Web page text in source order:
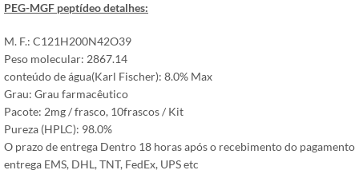
PEG-MGF peptídeodetalhes:
M. F.: C121H200N42O39
Peso molecular: 2867.14
conteúdo de água(Karl Fischer): 8.0% Max
Grau: Grau farmacêutico
Pacote: 2mg / frasco, 10frascos / Kit
Pureza (HPLC): 98.0%
O prazo de entrega Dentro 18 horas após o recebimento do pagamento
entrega EMS, DHL, TNT, FedEx, UPS etc